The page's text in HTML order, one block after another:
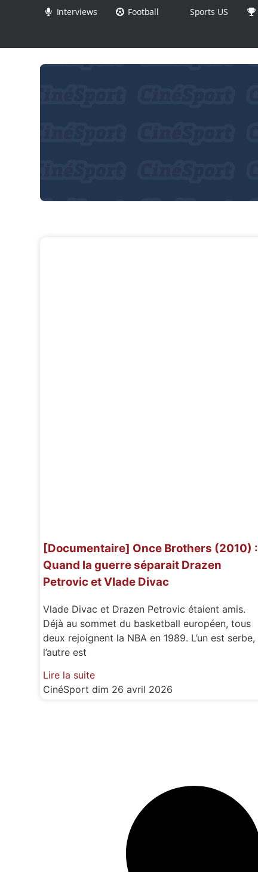
Interviews Football Sports US
[Documentaire] Once Brothers (2010) :
Quand la guerre séparait Drazen
Petrovic et Vlade Divac
Vlade Divac et Drazen Petrovic étaient amis.
Déjà au sommet du basketball européen, tous
deux rejoignent la NBA en 1989. L’un est serbe,
l’autre est
Lire la suite
CinéSportdim 26 avril 2026